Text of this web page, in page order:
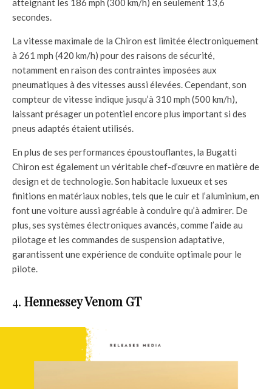
atteignant les 186 mph (300 km/h) en seulement 13,6
secondes.
La vitesse maximale de la Chiron est limitée électroniquement
à 261 mph (420 km/h) pour des raisons de sécurité,
notamment en raison des contraintes imposées aux
pneumatiques à des vitesses aussi élevées. Cependant, son
compteur de vitesse indique jusqu’à 310 mph (500 km/h),
laissant présager un potentiel encore plus important si des
pneus adaptés étaient utilisés.
En plus de ses performances époustouflantes, la Bugatti
Chiron est également un véritable chef-d’œuvre en matière de
design et de technologie. Son habitacle luxueux et ses
finitions en matériaux nobles, tels que le cuir et l’aluminium, en
font une voiture aussi agréable à conduire qu’à admirer. De
plus, ses systèmes électroniques avancés, comme l’aide au
pilotage et les commandes de suspension adaptative,
garantissent une expérience de conduite optimale pour le
pilote.
4. Hennessey Venom GT